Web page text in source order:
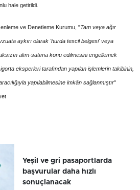
hale getirildi.
ve Denetleme Kurumu, "Tam veya ağır
aykırı olarak 'hurda tescil belgesi' veya
alım-satıma konu edilmesini engellemek
eksperleri tarafından yapılan işlemlerin takibinin,
yapılabilmesine imkân sağlanmıştır"
Yeşil ve gri pasaportlarda
başvurular daha hızlı
sonuçlanacak